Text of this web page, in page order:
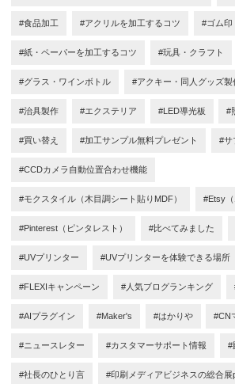
#食品加工 #アクリルを加工するコツ #ゴム印
#紙・ペーパーを加工するコツ #玩具・クラフト
#グラス・ワインボトル #アクキー・同人グッズ製
#治具製作 #エクステリア #LED導光板 #
#買い替え #加工サンプル無料プレゼント #サ
#CCDカメラ自動位置合わせ機能
#モクスタイル（木目調シート貼りMDF） #Etsy（
#Pinterest（ピンタレスト） #比べてみました
#UVプリンター #UVプリンターを体験できる場所
#FLEXIキャンペーン #人気ブログランキング
#AIプラグイン #Maker's #はかりや #CN
#ニュースレター #カスタマーサポート情報 #
#社長のひとり言 #印刷メディアビジネスの総合展